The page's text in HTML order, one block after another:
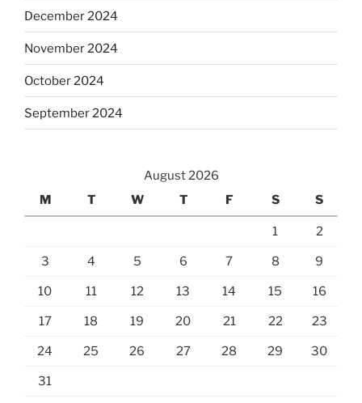
December 2024
November 2024
October 2024
September 2024
August 2026
M
T W T F S S
1 2
3 4 5 6 7 8 9
10 11 12 13 14 15 16
17 18 19 20 21 22 23
24 25 26 27 28 29 30
31